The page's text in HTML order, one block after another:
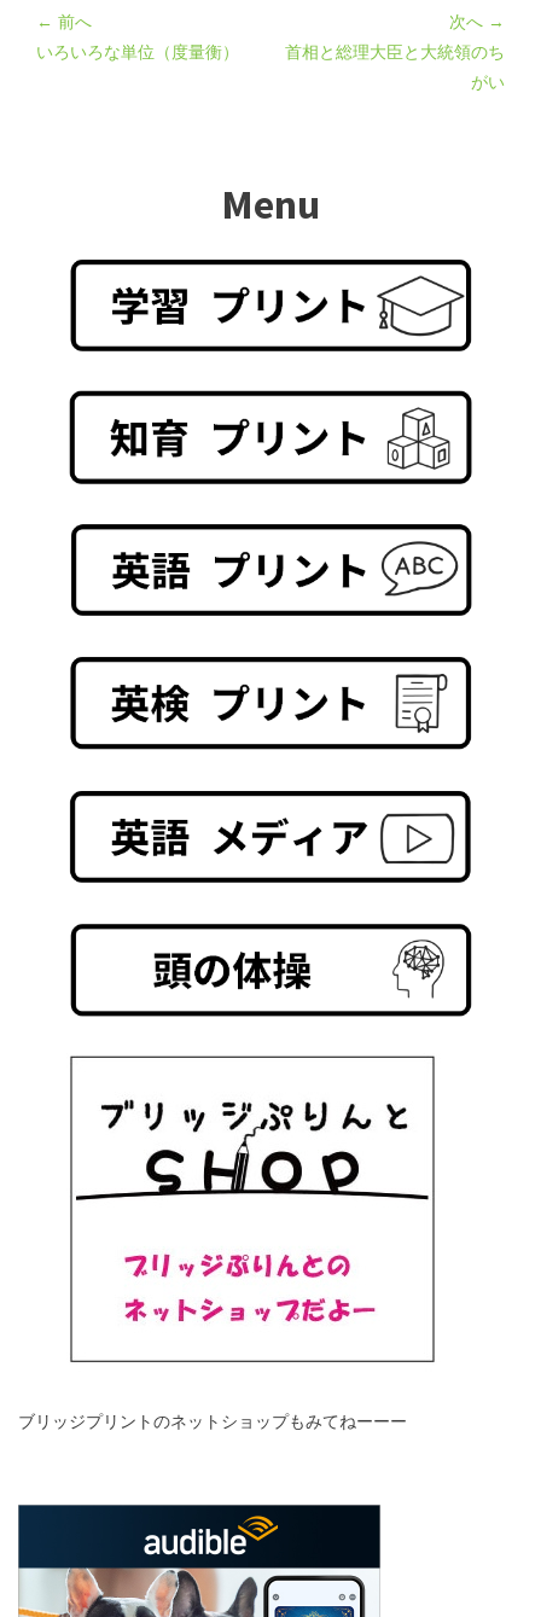
← 前へ
いろいろな単位（度量衡）
次へ →
首相と総理大臣と大統領のち
がい
Menu
ブリッジプリントのネットショップもみてねーーー